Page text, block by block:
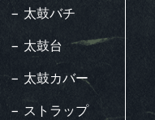
− 太鼓バチ
− 太鼓台
− 太鼓カバー
− ストラップ